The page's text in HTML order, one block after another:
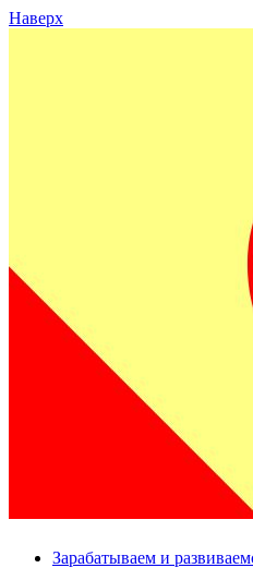
Наверх
Зарабатываем и